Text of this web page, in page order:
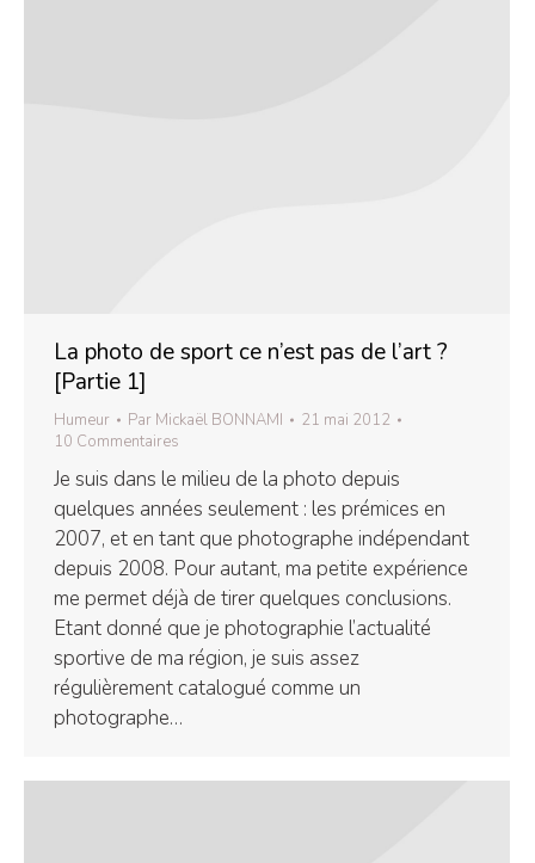
La photo de sport ce n’est pas de l’art ?
[Partie 1]
Humeur Par Mickaël BONNAMI
21 mai 2012
10 Commentaires
Je suis dans le milieu de la photo depuis
quelques années seulement : les prémices en
2007, et en tant que photographe indépendant
depuis 2008. Pour autant, ma petite expérience
me permet déjà de tirer quelques conclusions.
Etant donné que je photographie l’actualité
sportive de ma région, je suis assez
régulièrement catalogué comme un
photographe…